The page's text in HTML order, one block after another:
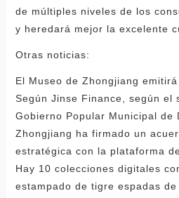
de múltiples niveles de los
y heredará mejor la excelente
Otras noticias:
El Museo de Zhongjiang
Según Jinse Finance, según el
Gobierno Popular Municipal de
Zhongjiang ha firmado un
estratégica con la plataforma
Hay 10 colecciones digitales
estampado de tigre espadas